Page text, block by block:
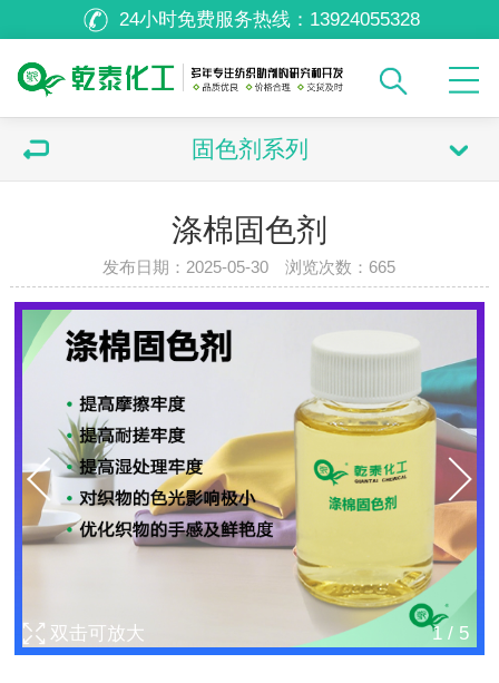
24小时免费服务热线： 13924055328
固色剂系列
涤棉固色剂
发布日期：2025-05-30 浏览次数： 665
1/ 5
双击可放大